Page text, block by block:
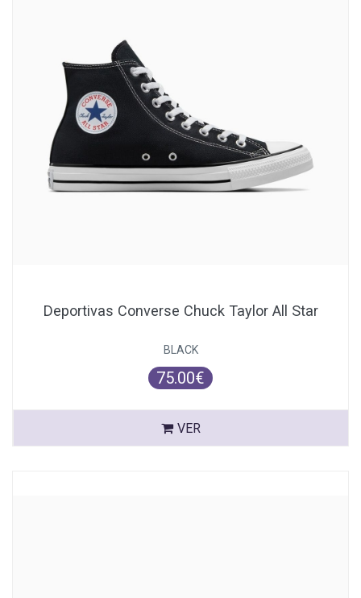
Deportivas Converse Chuck Taylor All Star
BLACK
75.00€
VER